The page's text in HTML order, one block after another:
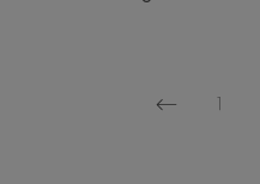
Pagina